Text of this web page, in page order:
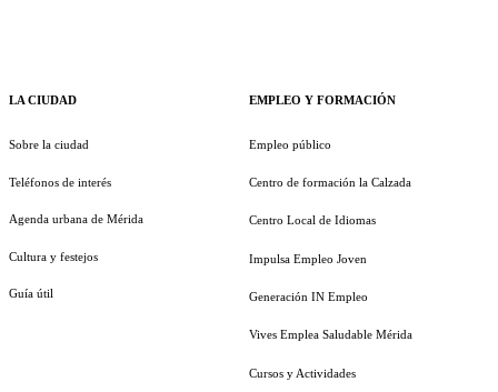
LA CIUDAD
Sobre la ciudad
Teléfonos de interés
Agenda urbana de Mérida
Cultura y festejos
Guía útil
EMPLEO Y FORMACIÓN
Empleo público
Centro de formación la Calzada
Centro Local de Idiomas
Impulsa Empleo Joven
Generación IN Empleo
Vives Emplea Saludable Mérida
Cursos y Actividades